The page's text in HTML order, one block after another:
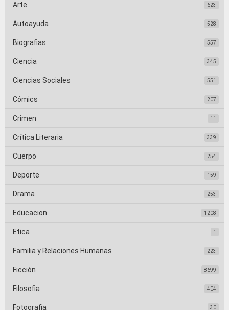
Arte 623
Autoayuda 528
Biografias 557
Ciencia 345
Ciencias Sociales 551
Cómics 207
Crimen 11
Crítica Literaria 339
Cuerpo 254
Deporte 159
Drama 253
Educacion 1208
Etica 1
Familia y Relaciones Humanas 223
Ficción 8699
Filosofia 404
Fotografia 30